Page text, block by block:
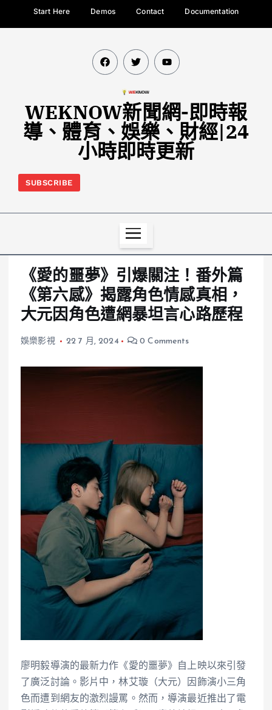
Start Here Demos Contact Documentation
WEKNOW新聞網-即時報
導、體育、娛樂、財經|24
小時即時更新
SUBSCRIBE
《愛的噩夢》引爆關注！番外篇
《第六感》揭露角色情感真相，
大元因角色遭網暴坦言心路歷程
娛樂影視 22 7 月, 2024 0 Comments
廖明毅導演的最新力作《愛的噩夢》自上映以來引發
了廣泛討論。影片中，林艾璇（大元）因飾演小三角
色而遭到網友的激烈謾罵。然而，導演最近推出了電